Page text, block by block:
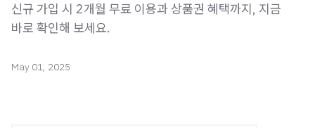
신규 가입 시 2개월 무료 이용과 상품권 혜택까지, 지금
바로 확인해 보세요.
May 01, 2025